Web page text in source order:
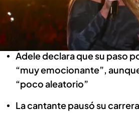
Los asistentes aseguran que
fue pésima, pero que se vio
una actuación espectacular
Adele declara que su paso
“muy emocionante”,
“poco aleatorio”
La cantante pausó su